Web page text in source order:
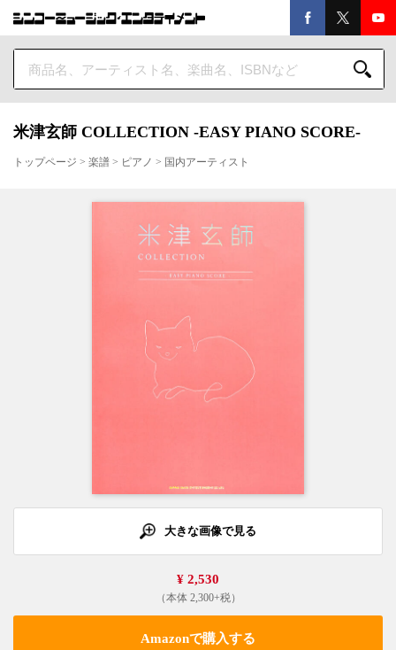
米津玄師 COLLECTION -EASY PIANO SCORE-
トップページ > 楽譜 > ピアノ > 国内アーティスト
大きな画像で見る
¥ 2,530
（本体 2,300+税）
Amazonで購入する